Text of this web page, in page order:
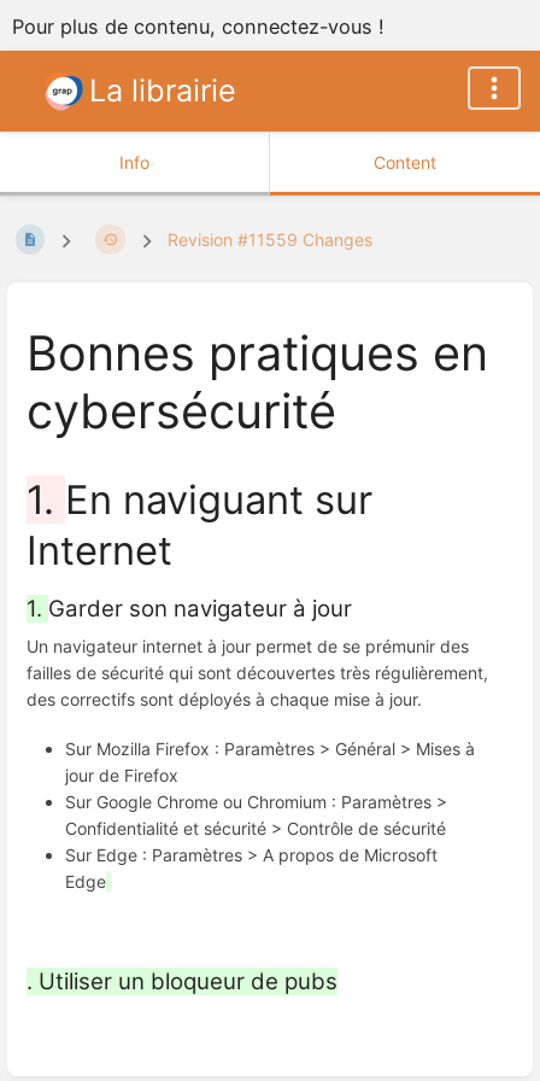
Pour plus de contenu, connectez-vous !
La librairie
Info Content
Revision #11559 Changes
Bonnes pratiques en
cybersécurité
1. En naviguant sur
Internet
1. Garder son navigateur à jour
Un navigateur internet à jour permet de se prémunir des
failles de sécurité qui sont découvertes très régulièrement,
des correctifs sont déployés à chaque mise à jour.
Sur Mozilla Firefox : Paramètres > Général > Mises à
jour de Firefox
Sur Google Chrome ou Chromium : Paramètres >
Confidentialité et sécurité > Contrôle de sécurité
Sur Edge : Paramètres > A propos de Microsoft
Edge
. Utiliser un bloqueur de pubs